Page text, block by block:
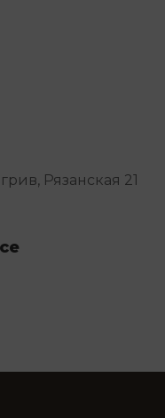
Рязанская 21